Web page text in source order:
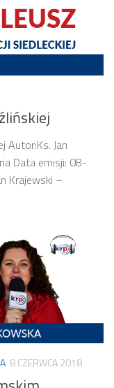
Autor:Ks. Jan
Data emisji: 08-
Krajewski –
8 CZERWCA 2018